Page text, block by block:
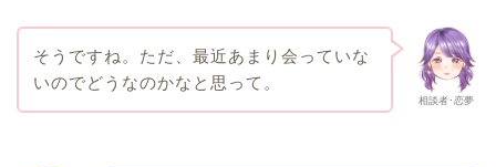
相談者･恋夢
そうですね。ただ、最近あまり会っていな
いのでどうなのかなと思って。